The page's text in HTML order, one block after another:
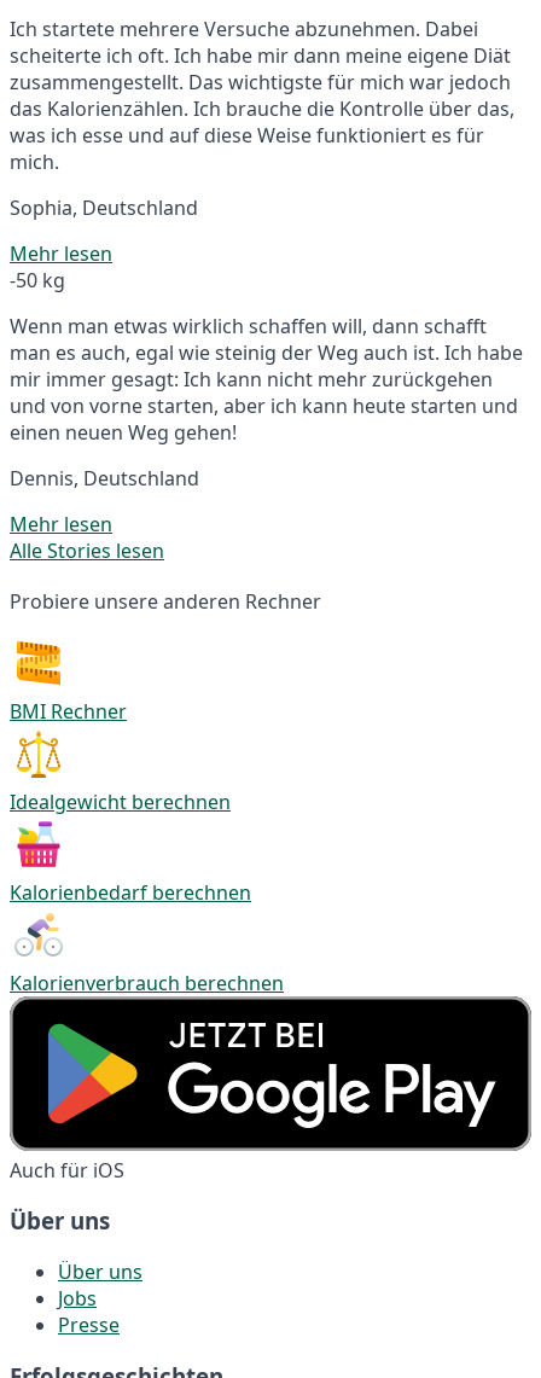
Ich startete mehrere Versuche abzunehmen. Dabei
scheiterte ich oft. Ich habe mir dann meine eigene Diät
zusammengestellt. Das wichtigste für mich war jedoch
das Kalorienzählen. Ich brauche die Kontrolle über das,
was ich esse und auf diese Weise funktioniert es für
mich.
Sophia, Deutschland
Mehr lesen
-50 kg
Wenn man etwas wirklich schaffen will, dann schafft
man es auch, egal wie steinig der Weg auch ist. Ich habe
mir immer gesagt: Ich kann nicht mehr zurückgehen
und von vorne starten, aber ich kann heute starten und
einen neuen Weg gehen!
Dennis, Deutschland
Mehr lesen
Alle Stories lesen
Probiere unsere anderen Rechner
BMI Rechner
Idealgewicht berechnen
Kalorienbedarf berechnen
Kalorienverbrauch berechnen
Auch für iOS
Über uns
Über uns
Jobs
Presse